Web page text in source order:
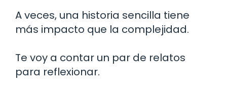
A veces, una historia sencilla tiene
más impacto que la complejidad.
Te voy a contar un par de relatos
para reflexionar.